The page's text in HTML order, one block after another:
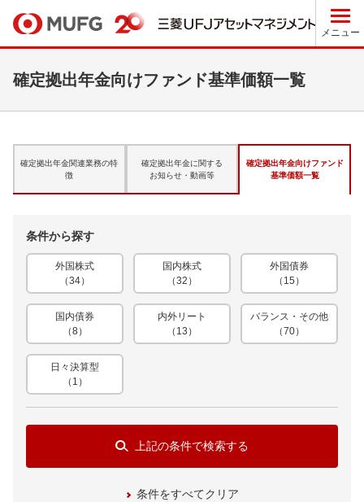
メニュー
確定拠出年金向けファンド基準価額一覧
確定拠出年金関連業務の特
徴
確定拠出年金に関する
お知らせ・動画等
確定拠出年金向けファンド
基準価額一覧
条件から探す
外国株式
（34）
国内株式
（32）
外国債券
（15）
国内債券
（8）
内外リート
（13）
バランス・その他
（70）
日々決算型
（1）
上記の条件で検索する
条件をすべてクリア